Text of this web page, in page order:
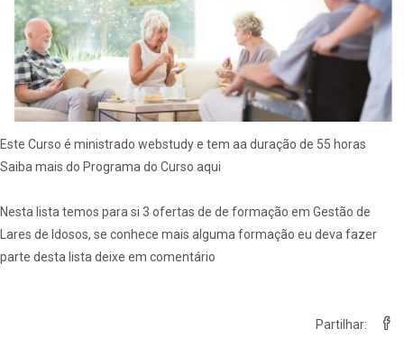
Este Curso é ministrado webstudy e tem aa duração de 55 horas
Saiba mais do Programa do Curso aqui
Nesta lista temos para si 3 ofertas de de formação em Gestão de
Lares de Idosos, se conhece mais alguma formação eu deva fazer
parte desta lista deixe em comentário
Partilhar: